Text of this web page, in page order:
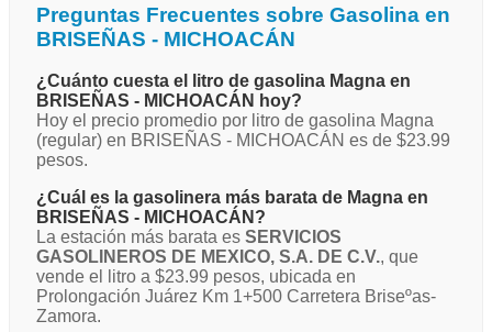
Preguntas Frecuentes sobre Gasolina en
BRISEÑAS - MICHOACÁN
¿Cuánto cuesta el litro de gasolina Magna en
BRISEÑAS - MICHOACÁN hoy?
Hoy el precio promedio por litro de gasolina Magna
(regular) en BRISEÑAS - MICHOACÁN es de $23.99
pesos.
¿Cuál es la gasolinera más barata de Magna en
BRISEÑAS - MICHOACÁN?
La estación más barata es SERVICIOS
GASOLINEROS DE MEXICO, S.A. DE C.V., que
vende el litro a $23.99 pesos, ubicada en
Prolongación Juárez Km 1+500 Carretera Briseºas-
Zamora.